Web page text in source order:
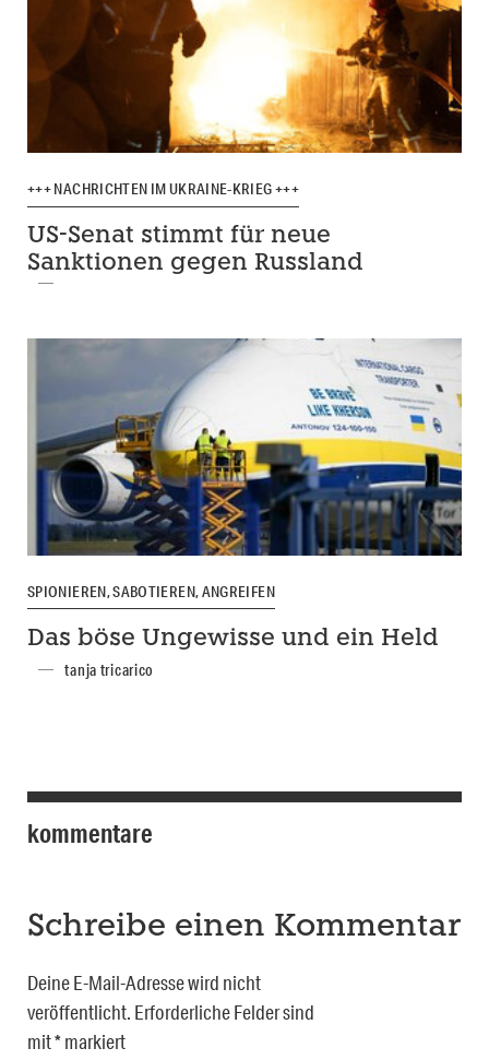
+++ NACHRICHTEN IM UKRAINE-KRIEG +++
US-Senat stimmt für neue
Sanktionen gegen Russland
SPIONIEREN, SABOTIEREN, ANGREIFEN
Das böse Ungewisse und ein Held
tanja tricarico
kommentare
Schreibe einen Kommentar
Deine E-Mail-Adresse wird nicht
veröffentlicht. Erforderliche Felder sind
mit*markiert